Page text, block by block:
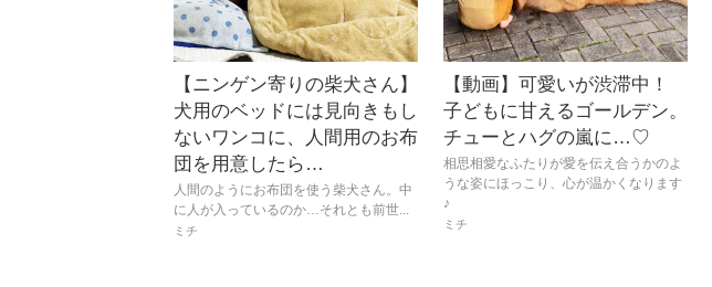
【ニンゲン寄りの柴犬さん】
犬用のベッドには見向きもし
ないワンコに、人間用のお布
団を用意したら…
人間のようにお布団を使う柴犬さん。中
に人が入っているのか…それとも前世...
ミチ
【動画】可愛いが渋滞中！
子どもに甘えるゴールデン。
チューとハグの嵐に…♡
相思相愛なふたりが愛を伝え合うかのよ
うな姿にほっこり、心が温かくなります
♪
ミチ